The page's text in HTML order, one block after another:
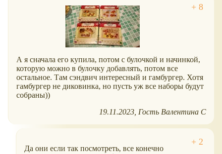
А я сначала его купила, потом с булочкой и начинкой,
которую можно в булочку добавлять, потом все
остальное. Там сэндвич интересный и гамбургер. Хотя
гамбургер не диковинка, но пусть уж все наборы будут
собраны))
19.11.2023 Гость Валентина С
Да они если так посмотреть, все конечно